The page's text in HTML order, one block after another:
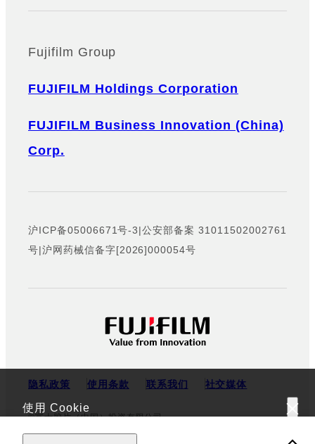
使用 Cookie
该网站使用 Cookie。使用该网站，表示您同意我们的
Fujifilm Group
FUJIFILM Holdings Corporation
FUJIFILM Business Innovation (China)
Corp.
沪ICP备05006671号-3|公安部备案 31011502002761
号|沪网药械信备字[2026]000054号
隐私政策 使用条款 联系我们 社交媒体
©富士胶片（中国）投资有限公司